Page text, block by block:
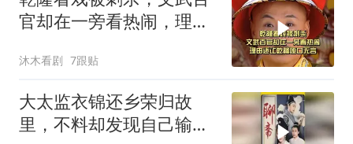
官却在一旁看热闹，理由
沐木看剧 7跟贴
大太监衣锦还乡荣归故
里，不料却发现自己输得